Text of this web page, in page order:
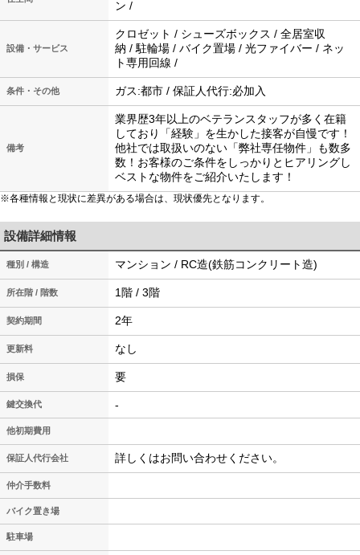
ン /
設備・サービス
クロゼット / シューズボックス / 全居室収
納 / 駐輪場 / バイク置場 / 光ファイバー / ネッ
ト専用回線 /
条件・その他 ガス:都市 / 保証人代行:必加入
備考
業界歴3年以上のベテランスタッフが多く在籍
しており「経験」を生かした接客が自慢です！
他社では取扱いのない「弊社専任物件」も数多
数！お客様のご条件をしっかりとヒアリングし
ベストな物件をご紹介いたします！
※各種情報と現状に差異がある場合は、現状優先となります。
設備詳細情報
種別 / 構造 マンション / RC造(鉄筋コンクリート造)
所在階 / 階数 1階 / 3階
契約期間 2年
更新料 なし
損保 要
鍵交換代 -
他初期費用
保証人代行会社 詳しくはお問い合わせください。
仲介手数料
バイク置き場
駐車場